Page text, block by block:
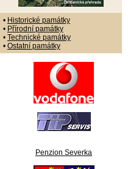
• Historické památky
• Přírodní památky
• Technické památky
• Ostatní památky
Penzion Severka